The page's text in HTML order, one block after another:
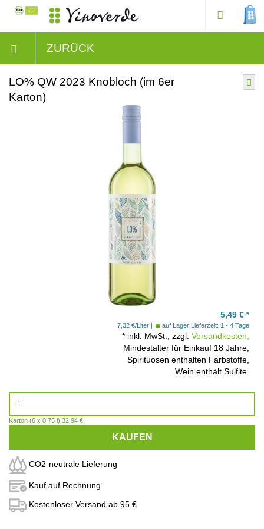
ZURÜCK
LO% QW 2023 Knobloch (im 6er
Karton)
5,49 € *
7,32 €/Liter auf Lager Lieferzeit: 1 - 4 Tage
* inkl. MwSt., zzgl. Versandkosten,
Mindestalter für Einkauf 18 Jahre,
Spirituosen enthalten Farbstoffe,
Wein enthält Sulfite.
Karton (6 x 0,75 l) 32,94 €
KAUFEN
CO2-neutrale Lieferung
Kauf auf Rechnung
Kostenloser Versand ab 95 €